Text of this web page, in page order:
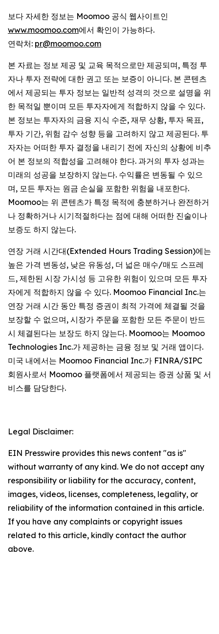
보다 자세한 정보는 Moomoo 공식 웹사이트인
www.moomoo.com에서 확인이 가능하다.
연락처: pr@moomoo.com
본 자료는 정보 제공 및 교육 목적으로만 제공되며, 특정 투
자나 투자 전략에 대한 권고 또는 보증이 아니다. 본 콘텐츠
에서 제공되는 투자 정보는 일반적 성격의 것으로 설명을 위
한 목적일 뿐이며 모든 투자자에게 적합하지 않을 수 있다.
본 정보는 투자자의 금융 지식 수준, 재무 상황, 투자 목표,
투자 기간, 위험 감수 성향 등을 고려하지 않고 제공된다. 투
자자는 어떠한 투자 결정을 내리기 전에 자신의 상황에 비추
어 본 정보의 적합성을 고려해야 한다. 과거의 투자 성과는
미래의 성공을 보장하지 않는다. 수익률은 변동될 수 있으
며, 모든 투자는 원금 손실을 포함한 위험을 내포한다.
Moomoo는 위 콘텐츠가 특정 목적에 충분하거나 완전하거
나 정확하거나 시기적절하다는 점에 대해 어떠한 진술이나
보증도 하지 않는다.
연장 거래 시간대(Extended Hours Trading Session)에는
높은 가격 변동성, 낮은 유동성, 더 넓은 매수/매도 스프레
드, 제한된 시장 가시성 등 고유한 위험이 있으며 모든 투자
자에게 적합하지 않을 수 있다. Moomoo Financial Inc.는
연장 거래 시간 동안 특정 증권이 최적 가격에 체결될 것을
보장할 수 없으며, 시장가 주문을 포함한 모든 주문이 반드
시 체결된다는 보장도 하지 않는다. Moomoo는 Moomoo
Technologies Inc.가 제공하는 금융 정보 및 거래 앱이다.
미국 내에서는 Moomoo Financial Inc.가 FINRA/SIPC
회원사로서 Moomoo 플랫폼에서 제공되는 증권 상품 및 서
비스를 담당한다.
Legal Disclaimer:
EIN Presswire provides this news content "as is"
without warranty of any kind. We do not accept any
responsibility or liability for the accuracy, content,
images, videos, licenses, completeness, legality, or
reliability of the information contained in this article.
If you have any complaints or copyright issues
related to this article, kindly contact the author
above.